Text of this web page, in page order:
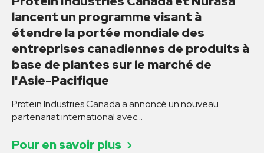
lancent un programme visant à
étendre la portée mondiale des
entreprises canadiennes de produits à
base de plantes sur le marché de
l'Asie-Pacifique
Protein Industries Canada a annoncé un nouveau
partenariat international avec…
Pour en savoir plus